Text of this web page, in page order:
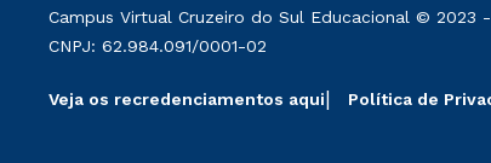
mantidos conforme negociação. Descontos
serviços.
Campus Virtual Cruzeiro do Sul Educacional © 2023
CNPJ: 62.984.091/0001-02
Veja os recredenciamentos aqui Política de